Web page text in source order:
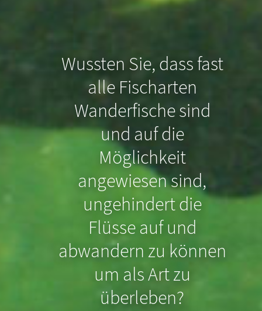
Wussten Sie, dass fast
alle Fischarten
Wanderfische sind
und auf die
Möglichkeit
angewiesen sind,
ungehindert die
Flüsse auf und
abwandern zu können
um als Art zu
überleben?
Wussten Sie, dass
Nordseeschnäpel
schon durch geringe
Sohlabstürze an der
Wanderung gehindert
werden?